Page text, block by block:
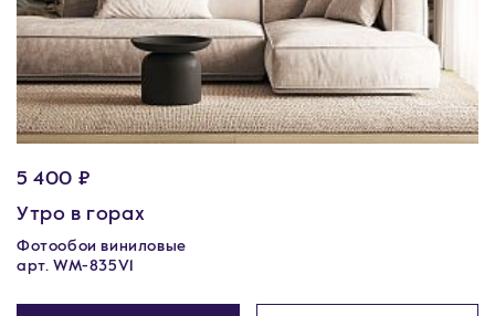
5 400 ₽
Утро в горах
Фотообои виниловые
арт. WM-835V1